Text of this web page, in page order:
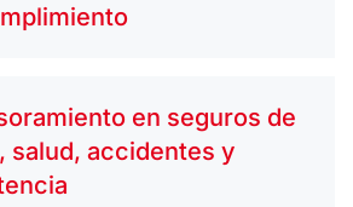
en seguros de
salud, accidentes y